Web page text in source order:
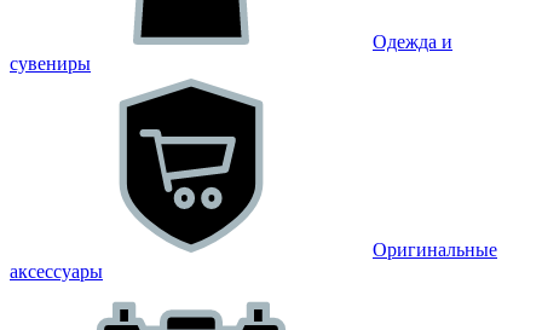
Одежда и
сувениры
Оригинальные
аксессуары